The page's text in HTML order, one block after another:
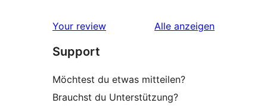
Your review Alle Rezensionen
anzeigen
Support
Möchtest du etwas mitteilen?
Brauchst du Unterstützung?